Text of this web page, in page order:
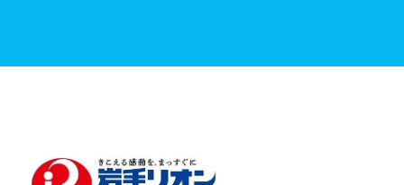
これから補聴器を